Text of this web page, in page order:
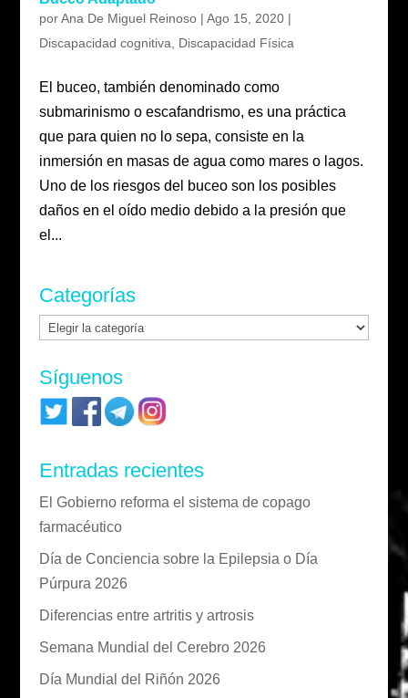
porAna De Miguel Reinoso| Ago 15, 2020|
Discapacidad cognitiva
Discapacidad Física
El buceo, también denominado como
submarinismo o escafandrismo, es una práctica
que para quien no lo sepa, consiste en la
inmersión en masas de agua como mares o lagos.
Uno de los riesgos del buceo son los posibles
daños en el oído medio debido a la presión que
el...
Categorías
Categorías
Síguenos
Entradas recientes
El Gobierno reforma el sistema de copago
farmacéutico
Día de Conciencia sobre la Epilepsia o Día
Púrpura 2026
Diferencias entre artritis y artrosis
Semana Mundial del Cerebro 2026
Día Mundial del Riñón 2026